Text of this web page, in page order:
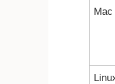
Mac